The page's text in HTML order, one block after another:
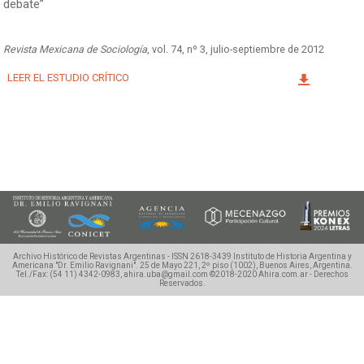
Facebook
Instagram
Twitter
Mail
debate”
Revista Mexicana de Sociología, vol. 74, nº 3, julio-septiembre de 2012
LEER EL ESTUDIO CRÍTICO
Archivo Histórico de Revistas Argentinas - ISSN 2618-3439
Instituto de Historia Argentina y
Americana "Dr. Emilio Ravignani". 25 de Mayo 221, 2º piso (1002), Buenos Aires, Argentina.
Tel./Fax: (54 11) 4342-0983, ahira.uba@gmail.com ©2018-2020 Ahira.com.ar - Derechos
Reservados.